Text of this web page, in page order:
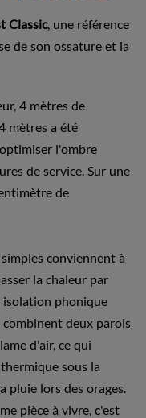
Classic, une référence
de son ossature et la
4 mètres de
mètres a été
l'ombre
de service. Sur une
de
conviennent à
la chaleur par
phonique
combinent deux parois
d'air, ce qui
sous la
pluie lors des orages.
pièce à vivre, c'est